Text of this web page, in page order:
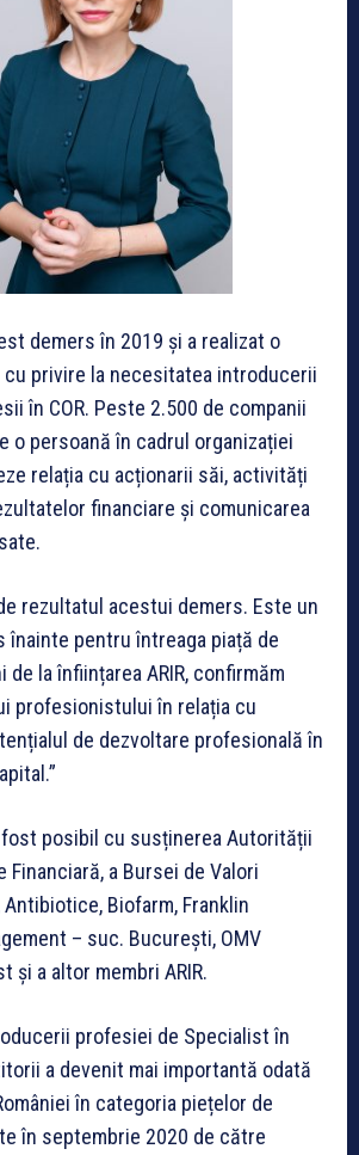
demers în 2019 și a realizat o
cu privire la necesitatea introducerii
în COR. Peste 2.500 de companii
o persoană în cadrul organizației
relația cu acționarii săi, activități
financiare și comunicarea
rezultatul acestui demers. Este un
înainte pentru întreaga piață de
de la înființarea ARIR, confirmăm
profesionistului în relația cu
de dezvoltare profesională în
posibil cu susținerea Autorității
Financiară, a Bursei de Valori
Antibiotice, Biofarm, Franklin
– suc. București, OMV
și a altor membri ARIR.
profesiei de Specialist în
a devenit mai importantă odată
în categoria piețelor de
în septembrie 2020 de către